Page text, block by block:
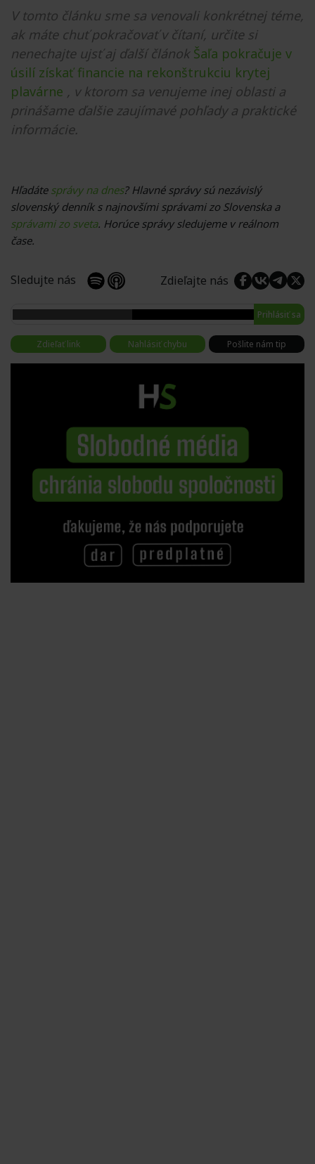
V tomto článku sme sa venovali konkrétnej téme,
ak máte chuť pokračovať v čítaní, určite si
nenechajte ujsť aj ďalší článok Šaľa pokračuje v
úsilí získať financie na rekonštrukciu krytej
plavárne , v ktorom sa venujeme inej oblasti a
prinášame ďalšie zaujímavé pohľady a praktické
informácie.
Hľadáte správy na dnes? Hlavné správy sú nezávislý
slovenský denník s najnovšími správami zo Slovenska a
správami zo sveta. Horúce správy sledujeme v reálnom
čase.
Sledujte nás Zdieľajte nás
Prihlásiť sa
Zdieľať link Nahlásiť chybu Pošlite nám tip